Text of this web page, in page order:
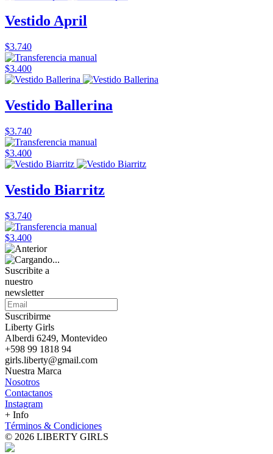
Vestido April
$3.740
$3.400
Vestido Ballerina
$3.740
$3.400
Vestido Biarritz
$3.740
$3.400
Suscribite a
nuestro
newsletter
Suscribirme
Liberty Girls
Alberdi 6249, Montevideo
+598 99 1818 94
girls.liberty@gmail.com
Nuestra Marca
Nosotros
Contactanos
Instagram
+ Info
Términos & Condiciones
© 2026 LIBERTY GIRLS